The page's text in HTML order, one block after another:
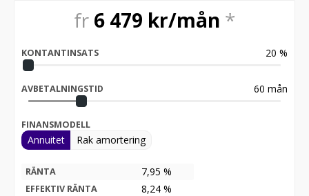
fr 6 479 kr/mån *
KONTANTINSATS 20 %
AVBETALNINGSTID 60 mån
FINANSMODELL
Annuitet Rak amortering
RÄNTA 7,95 %
EFFEKTIV RÄNTA 8,24 %